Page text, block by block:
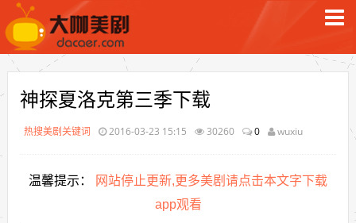
神探夏洛克第三季下载
热搜美剧关键词 2016-03-23 15:15 30260 0 wuxiu
温馨提示：
网站停止更新,更多美剧请点击本文字下载
app观看